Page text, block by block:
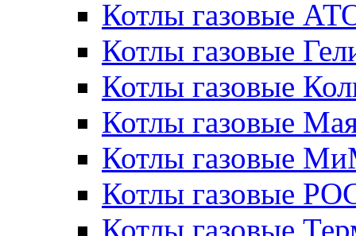
Котлы газовые
Котлы газовые
Котлы газовые
Котлы газовые
Котлы газовые
Котлы газовые
Котлы газовые